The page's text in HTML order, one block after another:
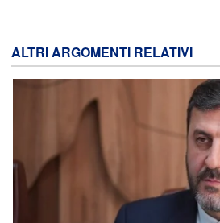
ALTRI ARGOMENTI RELATIVI